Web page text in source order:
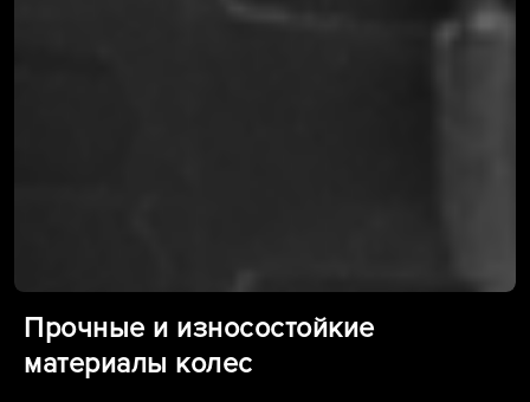
Прочные и износостойкие
материалы колес